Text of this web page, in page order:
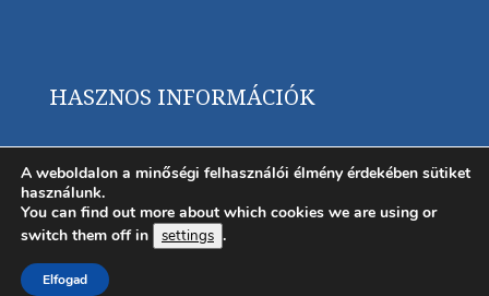
HASZNOS INFORMÁCIÓK
A weboldalon a minőségi felhasználói élmény érdekében sütiket
használunk.
You can find out more about which cookies we are using or
switch them off in
settings .
Elfogad